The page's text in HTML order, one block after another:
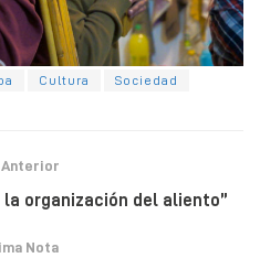
Cultura Sociedad
Anterior
la organización del aliento”
Nota